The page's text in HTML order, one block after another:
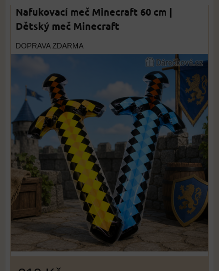
Nafukovací meč Minecraft 60 cm |
Dětský meč Minecraft
DOPRAVA ZDARMA